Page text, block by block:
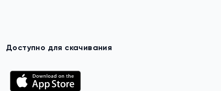
Доступно для скачивания